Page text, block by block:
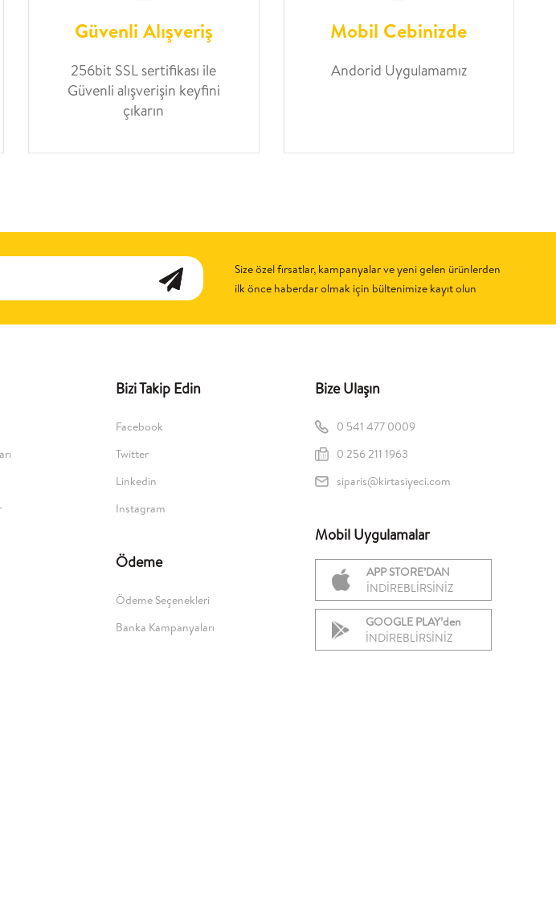
Güvenli Alışveriş
256bit SSL sertifikası ile
Güvenli alışverişin keyfini
çıkarın
Mobil Cebinizde
Andorid Uygulamamız
Size özel fırsatlar, kampanyalar ve yeni gelen ürünlerden
ilk önce haberdar olmak için bültenimize kayıt olun
Bizi Takip Edin
Facebook
Twitter
Linkedin
Instagram
Ödeme
Ödeme Seçenekleri
Banka Kampanyaları
Bize Ulaşın
0 541 477 0009
0 256 211 1963
siparis@kirtasiyeci.com
Mobil Uygulamalar
APP STORE’DAN
İNDİREBLİRSİNİZ
GOOGLE PLAY’den
İNDİREBLİRSİNİZ